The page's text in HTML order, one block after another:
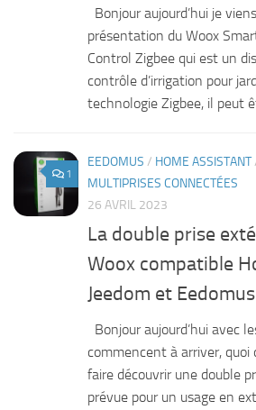
Bonjour aujourd’hui je
présentation du Woox
Control Zigbee qui est un
contrôle d’irrigation pour
technologie Zigbee, il peut
1
EEDOMUS / HOME ASSISTANT
MULTIPRISES CONNECTÉES
26 AVRIL 2023
La double prise
Woox compatible
Jeedom et Eedomus
Bonjour aujourd’hui avec
commencent à arriver, quoi
faire découvrir une double
prévue pour un usage en